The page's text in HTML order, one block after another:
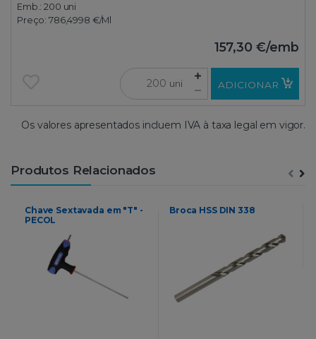
Emb.:200 uni
Preço: 786,4998 €/Ml
157,30 €/emb
uni ADICIONAR
Os valores apresentados incluem IVA à taxa legal em vigor.
Produtos Relacionados
Chave Sextavada em "T" -
PECOL
Broca HSS DIN 338